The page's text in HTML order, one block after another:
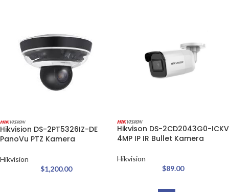
Hikvision DS-2PT5326IZ-DE
PanoVu PTZ Kamera
Hikvision
$1,200.00
Hikvison DS-2CD2043G0-ICKV
4MP IP IR Bullet Kamera
Hikvision
$89.00